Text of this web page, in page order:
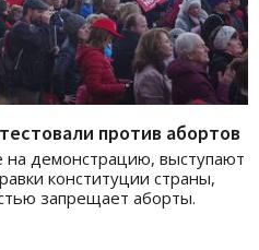
против абортов
демонстрацию, выступают
конституции страны,
запрещает аборты.